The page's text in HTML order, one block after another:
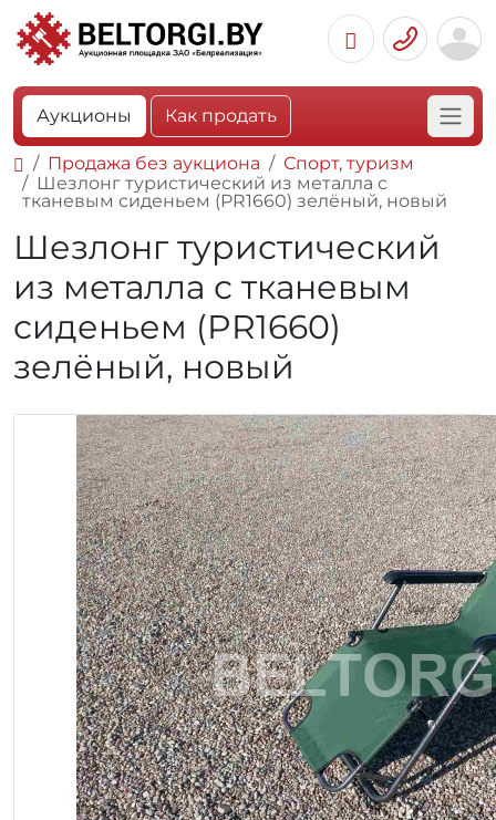
Аукционы Как продать
Продажа без аукциона
Спорт, туризм
Шезлонг туристический из металла с
тканевым сиденьем (PR1660) зелёный, новый
Шезлонг туристический
из металла с тканевым
сиденьем (PR1660)
зелёный, новый